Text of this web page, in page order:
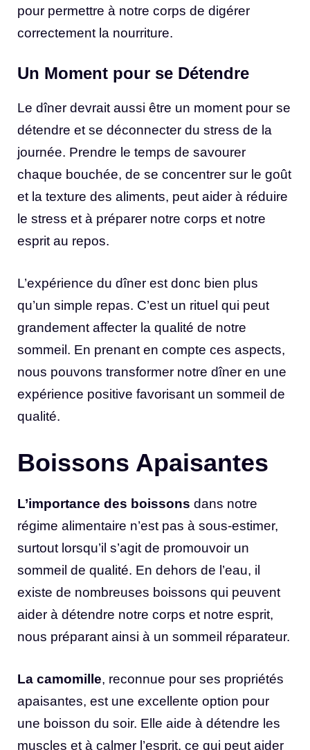
pour permettre à notre corps de digérer
correctement la nourriture.
Un Moment pour se Détendre
Le dîner devrait aussi être un moment pour se
détendre et se déconnecter du stress de la
journée. Prendre le temps de savourer
chaque bouchée, de se concentrer sur le goût
et la texture des aliments, peut aider à réduire
le stress et à préparer notre corps et notre
esprit au repos.
L’expérience du dîner est donc bien plus
qu’un simple repas. C’est un rituel qui peut
grandement affecter la qualité de notre
sommeil. En prenant en compte ces aspects,
nous pouvons transformer notre dîner en une
expérience positive favorisant un sommeil de
qualité.
Boissons Apaisantes
L’importance des boissons dans notre
régime alimentaire n’est pas à sous-estimer,
surtout lorsqu’il s’agit de promouvoir un
sommeil de qualité. En dehors de l’eau, il
existe de nombreuses boissons qui peuvent
aider à détendre notre corps et notre esprit,
nous préparant ainsi à un sommeil réparateur.
La camomille, reconnue pour ses propriétés
apaisantes, est une excellente option pour
une boisson du soir. Elle aide à détendre les
muscles et à calmer l’esprit, ce qui peut aider